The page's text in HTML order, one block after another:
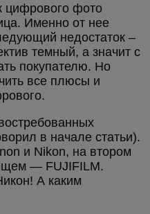
цифрового фото
Именно от нее
недостаток –
темный, а значит с
покупателю. Но
все плюсы и
в начале статьи).
и Nikon, на втором
— FUJIFILM.
А каким